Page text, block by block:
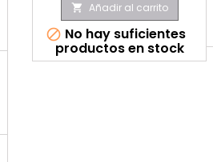
 Añadir al carrito
 No hay suficientes
productos en stock